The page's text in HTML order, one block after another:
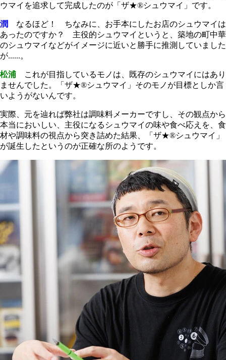
ウマイを追求して完成したのが「ザ★®シュウマイ」です。
潤 なるほど！ ちなみに、お手本にしたお店のシュウマイは
あったのですか？ 主役的シュウマイというと、築地の町中華
のシュウマイなどがイメージに近いと勝手に推測していました
が......。
松浦 これが目指しているモノは、既存のシュウマイにはあり
ませんでした。「ザ★®シュウマイ」そのモノが目標としか言
いようがないんです。
実際、元を辿れば弊社は調味料メーカーですし、その観点から
本当においしい、主役になるシュウマイの味や食べ応えを、食
材や調味料の視点から突き詰めた結果、「ザ★®シュウマイ」
が誕生したというのが正確な所のようです。